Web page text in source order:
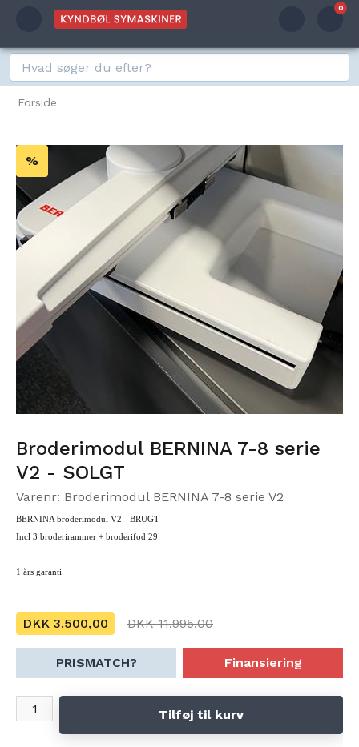
0
Forside
%
Broderimodul BERNINA 7-8 serie
V2 - SOLGT
Varenr: Broderimodul BERNINA 7-8 serie V2
BERNINA broderimodul V2 - BRUGT
Incl 3 broderirammer + broderifod 29
1 års garanti
DKK 3.500,00 DKK 11.995,00
PRISMATCH? Finansiering
Tilføj til kurv